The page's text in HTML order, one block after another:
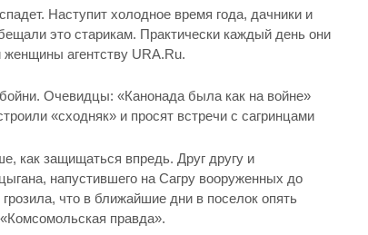
Наступит холодное время года, дачники и
это старикам. Практически каждый день они
агентству URA.Ru.
Очевидцы: «Канонада была как на войне»
«сходняк» и просят встречи с сагринцами
как защищаться впредь. Друг другу и
напустившего на Сагру вооруженных до
что в ближайшие дни в поселок опять
правда».